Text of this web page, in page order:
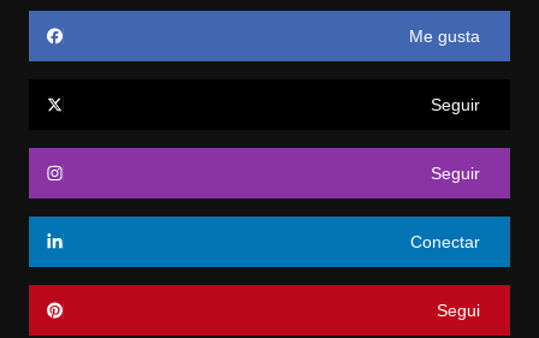
Me gusta
Seguir
Seguir
Conectar
Segui